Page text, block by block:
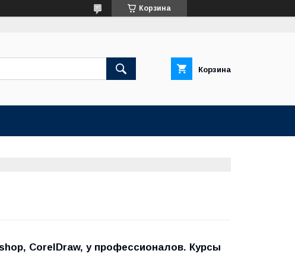
Корзина
Корзина
CorelDraw, у профессионалов. Курсы